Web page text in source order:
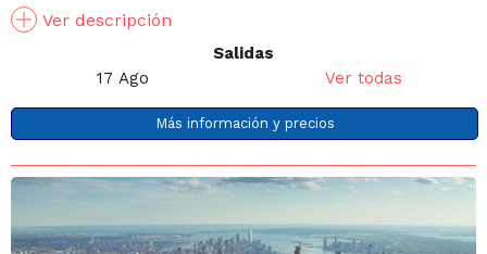
Ver descripción
Salidas
17 Ago
Ver todas
Más información y precios